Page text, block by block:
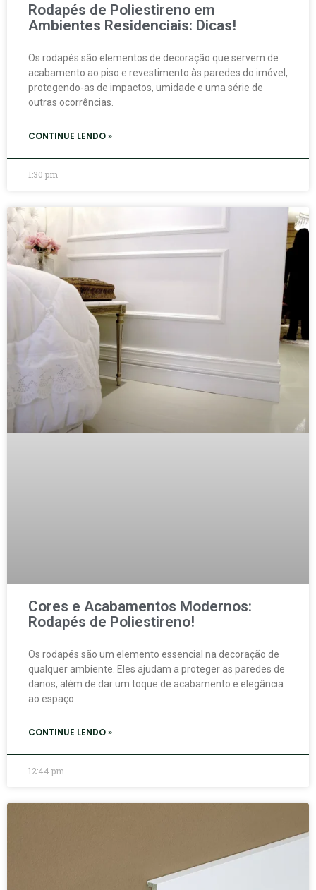
Rodapés de Poliestireno em
Ambientes Residenciais: Dicas!
Os rodapés são elementos de decoração que servem de
acabamento ao piso e revestimento às paredes do imóvel,
protegendo-as de impactos, umidade e uma série de
outras ocorrências.
CONTINUE LENDO »
1:30 pm
Cores e Acabamentos Modernos:
Rodapés de Poliestireno!
Os rodapés são um elemento essencial na decoração de
qualquer ambiente. Eles ajudam a proteger as paredes de
danos, além de dar um toque de acabamento e elegância
ao espaço.
CONTINUE LENDO »
12:44 pm